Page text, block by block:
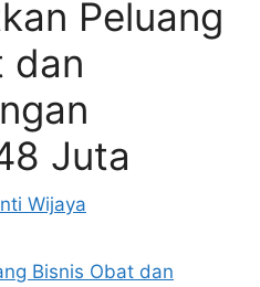
Peluang
dan
Juta
Wijaya